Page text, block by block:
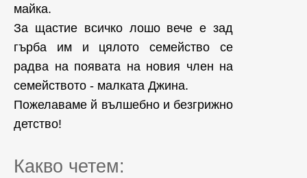
майка.
За щастие всичко лошо вече е зад
гърба им и цялото семейство се
радва на появата на новия член на
семейството - малката Джина.
Пожелаваме й вълшебно и безгрижно
детство!
Какво четем: